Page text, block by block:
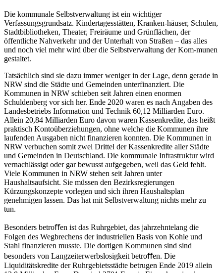
Die kommunale Selbstverwaltung ist ein wichtiger
Verfassungsgrundsatz. Kindertagesstätten, Kranken-häuser, Schulen,
Stadtbibliotheken, Theater, Freiräume und Grünflächen, der
öffentliche Nahverkehr und der Unterhalt von Straßen – das alles
und noch viel mehr wird über die Selbstverwaltung der Kom-munen
gestaltet.
Tatsächlich sind sie dazu immer weniger in der Lage, denn gerade in
NRW sind die Städte und Gemeinden unterfinanziert. Die
Kommunen in NRW schieben seit Jahren einen enormen
Schuldenberg vor sich her. Ende 2020 waren es nach Angaben des
Landesbetriebs Information und Technik 60,12 Milliarden Euro.
Allein 20,84 Milliarden Euro davon waren Kassenkredite, das heißt
praktisch Kontoüberziehungen, ohne welche die Kommunen ihre
laufenden Ausgaben nicht finanzieren konnten. Die Kommunen in
NRW verbuchen somit zwei Drittel der Kassenkredite aller Städte
und Gemeinden in Deutschland. Die kommunale Infrastruktur wird
vernachlässigt oder gar bewusst aufgegeben, weil das Geld fehlt.
Viele Kommunen in NRW stehen seit Jahren unter
Haushaltsaufsicht. Sie müssen den Bezirksregierungen
Kürzungskonzepte vorlegen und sich ihren Haushaltsplan
genehmigen lassen. Das hat mit Selbstverwaltung nichts mehr zu
tun.
Besonders betroﬀen ist das Ruhrgebiet, das jahrzehntelang die
Folgen des Wegbrechens der industriellen Basis von Kohle und
Stahl finanzieren musste. Die dortigen Kommunen sind sind
besonders von Lang­zeiterwerbslosigkeit betroﬀen. Die
Liquiditätskredite der Ruhrgebietsstädte betrugen Ende 2019 allein